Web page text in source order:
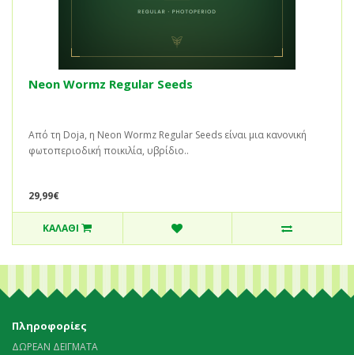
Neon Wormz Regular Seeds
Από τη Doja, η Neon Wormz Regular Seeds είναι μια κανονική
φωτοπεριοδική ποικιλία, υβρίδιο..
29,99€
ΚΑΛΆΘΙ
Πληροφορίες
ΔΩΡΕΑΝ ΔΕΙΓΜΑΤΑ